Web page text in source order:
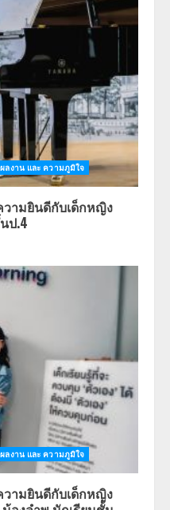
ผลงาน และ ความภูมิใจ
วามยินดีกับเด็กหญิง
ป.4
ผลงาน และ ความภูมิใจ
วามยินดีกับเด็กหญิง